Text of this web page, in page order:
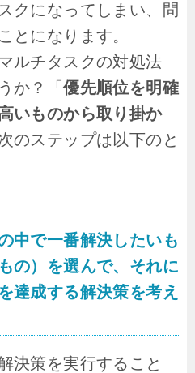
クになってしまい、問
とになります。
ルチタスクの対処法
か？「優先順位を明確
いものから取り掛か
のステップは以下のと
中で一番解決したいも
の）を選んで、それに
達成する解決策を考え
決策を実行すること